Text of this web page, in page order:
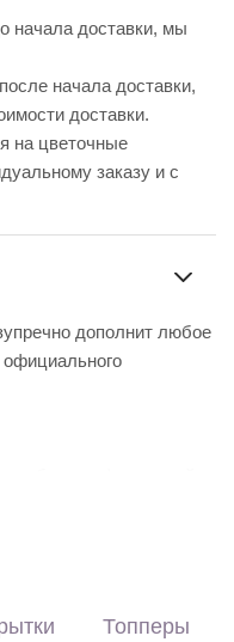
начала доставки, мы
начала доставки,
доставки.
на цветочные
заказу и с
дополнит любое
официального
вариант
Топперы